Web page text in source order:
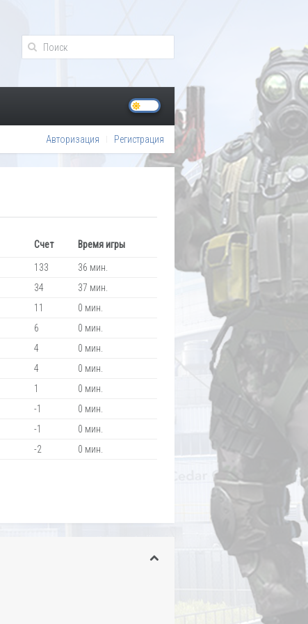
Авторизация Регистрация
Счет Время игры
133
36 мин.
34
37 мин.
11
0 мин.
6
0 мин.
4
0 мин.
4
0 мин.
1
0 мин.
-1
0 мин.
-1
0 мин.
-2 0 мин.